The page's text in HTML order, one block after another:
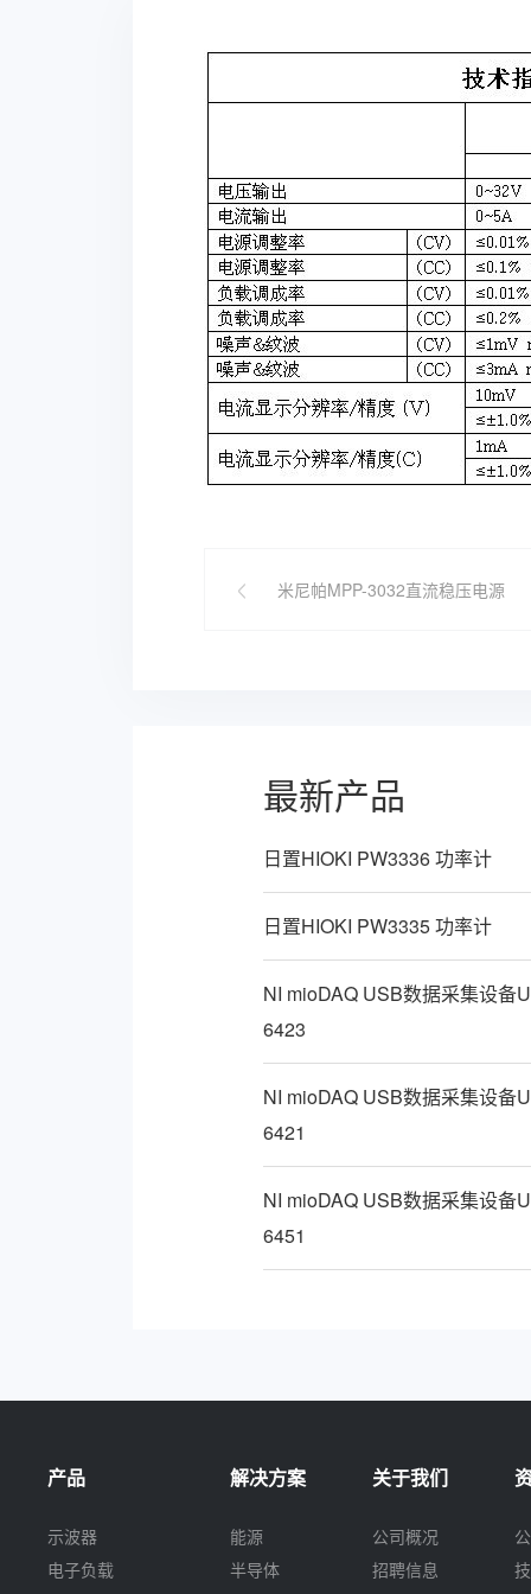
米尼帕MPP-3032直流稳压电源
最新产品
日置HIOKI PW3336 功率计
日置HIOKI PW3335 功率计
NI mioDAQ USB数据采集设备
6423
NI mioDAQ USB数据采集设备
6421
NI mioDAQ USB数据采集设备
6451
产品
示波器
电子负载
解决方案
能源
半导体
关于我们
公司概况
招聘信息